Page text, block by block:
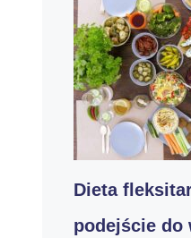
Dieta
podejście do